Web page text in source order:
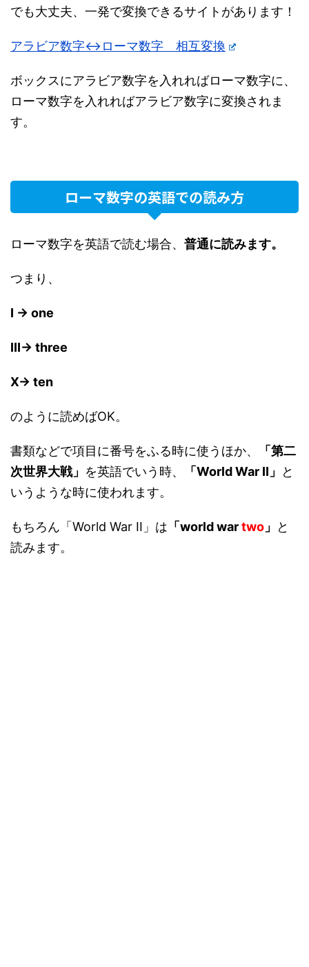
でも大丈夫、一発で変換できるサイトがあります！
アラビア数字↔︎ローマ数字 相互変換
ボックスにアラビア数字を入れればローマ数字に、
ローマ数字を入れればアラビア数字に変換されま
す。
ローマ数字の英語での読み方
ローマ数字を英語で読む場合、 普通に読みます。
つまり、
I → one
III→ three
X→ ten
のように読めばOK。
書類などで項目に番号をふる時に使うほか、
「第二
次世界大戦」 を英語でいう時、 「World War II」
と
いうような時に使われます。
もちろん「World War II」は 「world wartwo 」
と
読みます。